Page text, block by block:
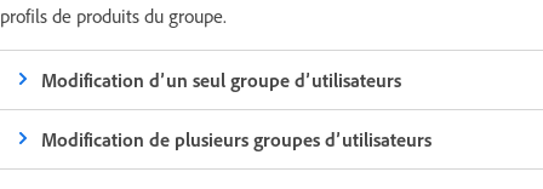
profils de produits du groupe.
Modification d’un seul groupe d’utilisateurs
Modification de plusieurs groupes d’utilisateurs